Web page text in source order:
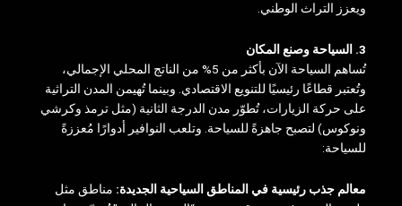
ويعزز التراث الوطني.
3. السياحة وصنع المكان
تُساهم السياحة الآن بأكثر من 5% من الناتج المحلي الإجمالي،
وتُعتبر قطاعًا رئيسيًا للتنويع الاقتصادي. وبينما تُهيمن المدن التراثية
على حركة الزيارات، تُطوّر مدن الدرجة الثانية (مثل ترمذ وكرشي
ونوكوس) لتصبح جاهزةً للسياحة. وتلعب النوافير أدوارًا مُعززةً
للسياحة:
معالم جذب رئيسية في المناطق السياحية الجديدة: مناطق مثل